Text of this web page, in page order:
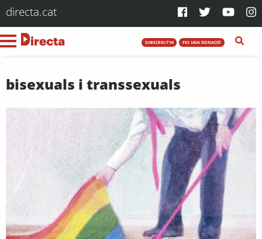
directa.cat
SUBSCRIU-T'HI FES UNA DONACIÓ
bisexuals i transsexuals